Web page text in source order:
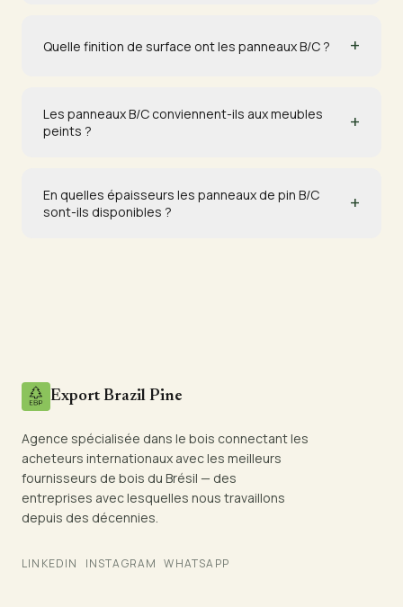
Quelle finition de surface ont les panneaux B/C ? +
Les panneaux B/C conviennent-ils aux meubles
peints ?
+
En quelles épaisseurs les panneaux de pin B/C
sont-ils disponibles ?
+
Export Brazil Pine
Agence spécialisée dans le bois connectant les
acheteurs internationaux avec les meilleurs
fournisseurs de bois du Brésil — des
entreprises avec lesquelles nous travaillons
depuis des décennies.
LINKEDIN INSTAGRAM WHATSAPP